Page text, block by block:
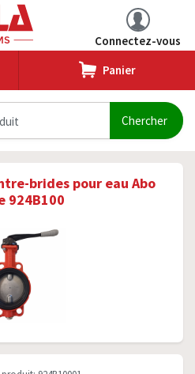
Connectez-vous
Panier
brides pour eau Abo
924B100